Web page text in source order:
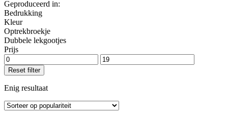
Geproduceerd in:
Bedrukking
Kleur
Optrekbroekje
Dubbele lekgootjes
Prijs
Reset filter
Enig resultaat